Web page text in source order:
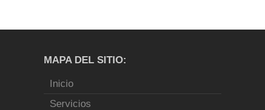
MAPA DEL SITIO:
Inicio
Servicios